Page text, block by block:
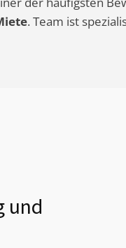
. Team ist
und